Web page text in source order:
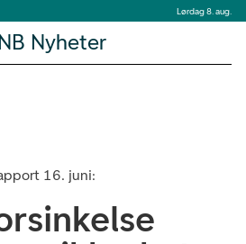
Lørdag 8. aug.
Nyheter
16. juni: